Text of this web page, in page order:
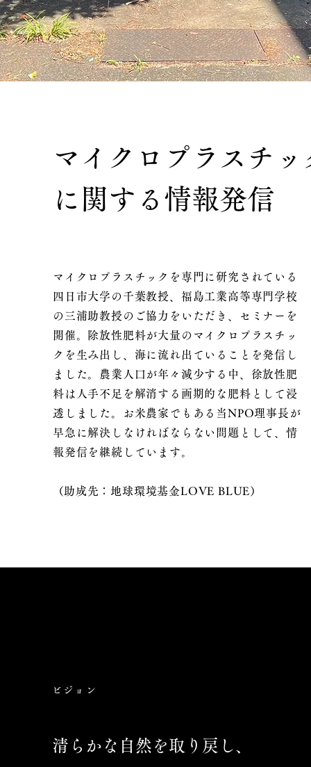
マイクロプラスチッ
に関する情報発信
マイクロプラスチックを専門に研究されている
四日市大学の千葉教授、福島工業高等専門学校
の三浦助教授のご協力をいただき、セミナーを
開催。除放性肥料が大量のマイクロプラスチッ
クを生み出し、海に流れ出ていることを発信し
ました。農業人口が年々減少する中、徐放性肥
料は人手不足を解消する画期的な肥料として浸
透しました。お米農家でもある当NPO理事長が
早急に解決しなければならない問題として、情
報発信を継続しています。
​（助成先：地球環境基金LOVE BLUE）
ビジョン
清らかな自然を取り戻し、